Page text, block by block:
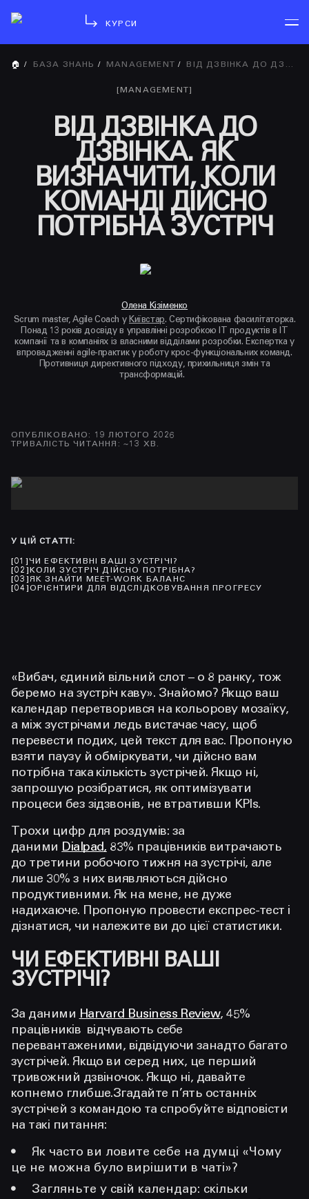
КУРСИ
🏠 / БАЗА ЗНАНЬ / MANAGEMENT / ВІД ДЗВІНКА ДО ДЗВІНКА. ЯК ВИЗНАЧИТИ, КОЛИ КОМАНДІ ДІЙСНО ПОТРІБНА ЗУСТРІЧ
[ MANAGEMENT]
ВІД ДЗВІНКА ДО
ДЗВІНКА. ЯК
ВИЗНАЧИТИ, КОЛИ
КОМАНДІ ДІЙСНО
ПОТРІБНА ЗУСТРІЧ
Олена Кізіменко
Scrum master, Agile Coach у Київстар. Сертифікована фасилітаторка.
Понад 13 років досвіду в управлінні розробкою ІТ продуктів в ІТ
компанії та в компаніях із власними відділами розробки. Експертка у
впровадженні agile-практик у роботу крос-функціональних команд.
Противниця директивного підходу, прихильниця змін та
трансформацій.
ОПУБЛІКОВАНО :
19 ЛЮТОГО 2026
ТРИВАЛІСТЬ ЧИТАННЯ : ~13 ХВ.
У ЦІЙ СТАТТІ:
[01 ]ЧИ ЕФЕКТИВНІ ВАШІ ЗУСТРІЧІ?
[02 ] КОЛИ ЗУСТРІЧ ДІЙСНО ПОТРІБНА?
[03 ]ЯК ЗНАЙТИ MEET-WORK БАЛАНС
[04 ]ОРІЄНТИРИ ДЛЯ ВІДСЛІДКОВУВАННЯ ПРОГРЕСУ
«Вибач, єдиний вільний слот – о 8 ранку, тож
беремо на зустріч каву». Знайомо? Якщо ваш
календар перетворився на кольорову мозаїку,
а між зустрічами ледь вистачає часу, щоб
перевести подих, цей текст для вас. Пропоную
взяти паузу й обміркувати, чи дійсно вам
потрібна така кількість зустрічей. Якщо ні,
запрошую розібратися, як оптимізувати
процеси без зідзвонів, не втративши KPIs.
Трохи цифр для роздумів: за
даними Dialpad, 83% працівників витрачають
до третини робочого тижня на зустрічі, але
лише 30% з них виявляються дійсно
продуктивними. Як на мене, не дуже
надихаюче. Пропоную провести експрес-тест і
дізнатися, чи належите ви до цієї статистики.
ЧИ ЕФЕКТИВНІ ВАШІ
ЗУСТРІЧІ?
За даними Harvard Business Review, 45%
працівників відчувають себе
перевантаженими, відвідуючи занадто багато
зустрічей. Якщо ви серед них, це перший
тривожний дзвіночок. Якщо ні, давайте
копнемо глибше.Згадайте п’ять останніх
зустрічей з командою та спробуйте відповісти
на такі питання:
Як часто ви ловите себе на думці «Чому
це не можна було вирішити в чаті»?
Загляньте у свій календар: скільки